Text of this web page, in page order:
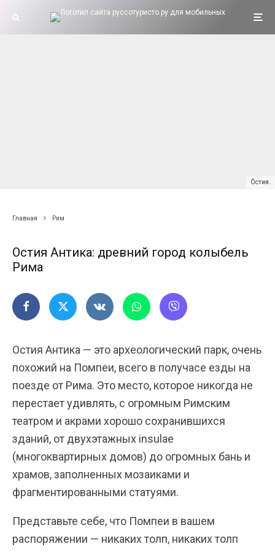
О́стия.
Главная Рим
Остия Антика: древний город колыбель
Рима
Остия Антика — это археологический парк, очень
похожий на Помпеи, всего в получасе езды на
поезде от Рима. Это место, которое никогда не
перестает удивлять, с огромным Римским
театром и акрами хорошо сохранившихся
зданий, от двухэтажных insulae
(многоквартирных домов) до огромных бань и
храмов, заполненных мозаиками и
фрагментированными статуями.
Представьте себе, что Помпеи в вашем
распоряжении — никаких толп, никаких толп